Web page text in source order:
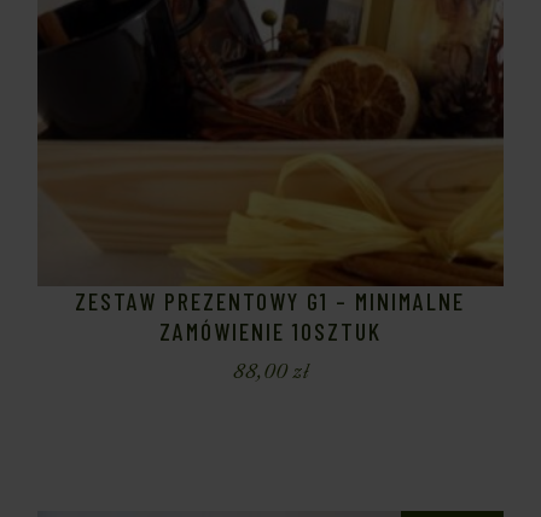
ZESTAW PREZENTOWY G1 – MINIMALNE
ZAMÓWIENIE 10SZTUK
88,00zł